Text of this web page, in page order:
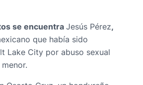
se encuentra Jesús Pérez,
que había sido
Lake City por abuso sexual